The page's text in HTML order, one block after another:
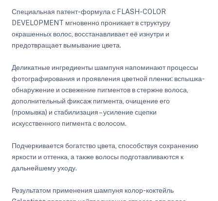
Специальная патент-формула с FLASH-COLOR
DEVELOPMENT мгновенно проникает в структуру
окрашенных волос, восстанавливает её изнутри и
предотвращает вымывание цвета.
Деликатные ингредиенты шампуня напоминают процессы
фотографирования и проявления цветной пленки: вспышка-
обнаружение и освежение пигментов в стержне волоса,
дополнительный фиксаж пигмента, очищение его
(промывка) и стабилизация – усиление сцепки
искусственного пигмента с волосом.
Подчеркивается богатство цвета, способствуя сохранению
яркости и оттенка, а также волосы подготавливаются к
дальнейшему уходу.
Результатом применения шампуня колор-коктейль